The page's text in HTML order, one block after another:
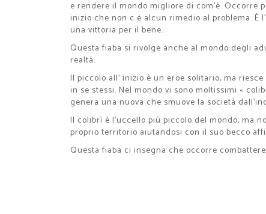
e rendere il mondo migliore di com’è.
inizio che non c è alcun rimedio al problema.
una vittoria per il bene.
Questa fiaba si rivolge anche al mondo degli
realtà.
Il piccolo all’ inizio è un eroe solitario, ma
in se stessi. Nel mondo vi sono moltissimi «
genera una nuova che smuove la società
Il colibrì è l’uccello più piccolo del mondo, ma
proprio territorio aiutandosi con il suo becco
Questa fiaba ci insegna che occorre